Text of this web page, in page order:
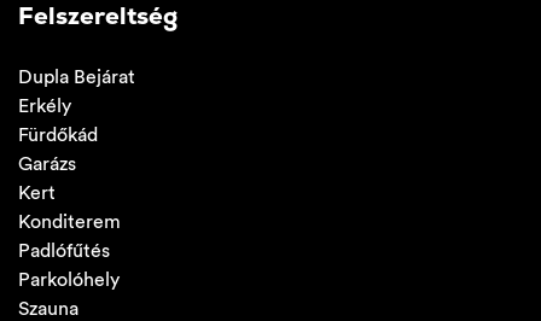
Felszereltség
Dupla Bejárat
Erkély
Fürdőkád
Garázs
Kert
Konditerem
Padlófűtés
Parkolóhely
Szauna